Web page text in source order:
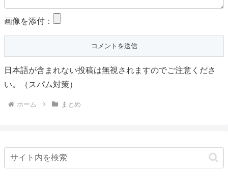
画像を添付：
日本語が含まれない投稿は無視されますのでご注意くださ
い。（スパム対策）
ホーム まとめ